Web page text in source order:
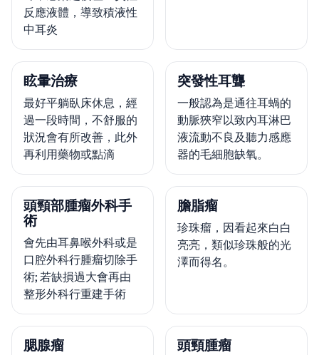
反應液體，導致積液性
中耳炎
眩暈治療
最好平躺臥床休息，經
過一段時間，不舒服的
狀況會有所改善，此外
再利用藥物或點滴
突發性耳聾
一般認為是通往耳蝸的
動脈狹窄以致內耳淋巴
液流動不良及聽力感應
器的毛細胞缺氧。
頭頸部腫瘤外科手
術
會先由耳鼻喉外科或是
口腔外科行腫瘤切除手
術; 若缺損過大會再由
整形外科行重建手術
膽脂瘤
珍珠瘤，因看起來白白
亮亮，類似珍珠般的光
澤而得名。
腮腺瘤 頭頸腫瘤